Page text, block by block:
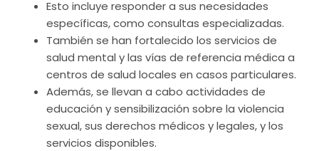
Esto incluye responder a sus necesidades
específicas, como consultas especializadas.
También se han fortalecido los servicios de
salud mental y las vías de referencia médica a
centros de salud locales en casos particulares.
Además, se llevan a cabo actividades de
educación y sensibilización sobre la violencia
sexual, sus derechos médicos y legales, y los
servicios disponibles.